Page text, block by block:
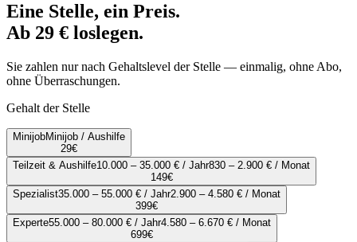
Eine Stelle, ein Preis.
Ab 29 € loslegen.
Sie zahlen nur nach Gehaltslevel der Stelle — einmalig, ohne Abo,
ohne Überraschungen.
Gehalt der Stelle
MinijobMinijob / Aushilfe
29€
Teilzeit & Aushilfe10.000 – 35.000 € / Jahr830 – 2.900 € / Monat
149€
Spezialist35.000 – 55.000 € / Jahr2.900 – 4.580 € / Monat
399€
Experte55.000 – 80.000 € / Jahr4.580 – 6.670 € / Monat
699€